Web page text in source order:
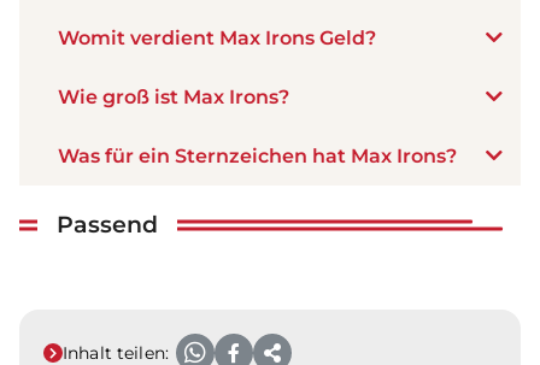
Womit verdient Max Irons Geld?
Wie groß ist Max Irons?
Was für ein Sternzeichen hat Max Irons?
Passend
Inhalt teilen: